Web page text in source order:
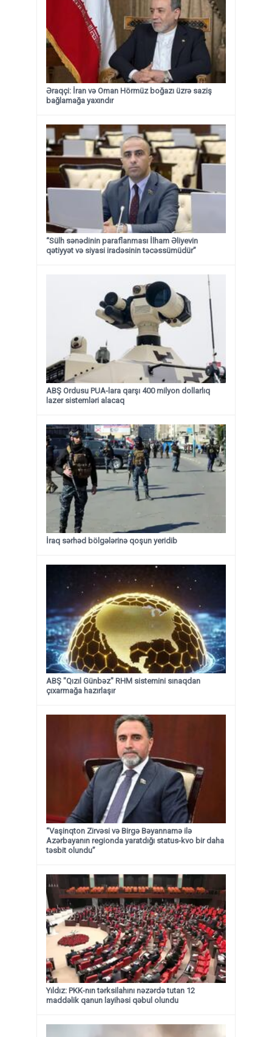
Əraqçi: İran və Oman Hörmüz boğazı üzrə saziş
bağlamağa yaxındır
“Sülh sənədinin paraflanması İlham Əliyevin
qətiyyət və siyasi iradəsinin təcəssümüdür”
ABŞ Ordusu PUA-lara qarşı 400 milyon dollarlıq
lazer sistemləri alacaq
İraq sərhəd bölgələrinə qoşun yeridib
ABŞ "Qızıl Günbəz" RHM sistemini sınaqdan
çıxarmağa hazırlaşır
“Vaşinqton Zirvəsi və Birgə Bəyannamə ilə
Azərbayanın regionda yaratdığı status-kvo bir daha
təsbit olundu”
Yıldız: PKK-nın tərksilahını nəzərdə tutan 12
maddəlik qanun layihəsi qəbul olundu ​​​​​​​